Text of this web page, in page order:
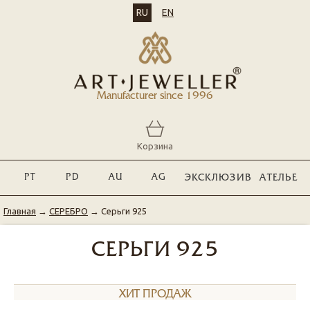
Manufacturer since 1996
RU EN
Корзина
PT PD AU AG ЭКСКЛЮЗИВ АТЕЛЬЕ
Главная → СЕРЕБРО → Серьги 925
СЕРЬГИ 925
ХИТ ПРОДАЖ